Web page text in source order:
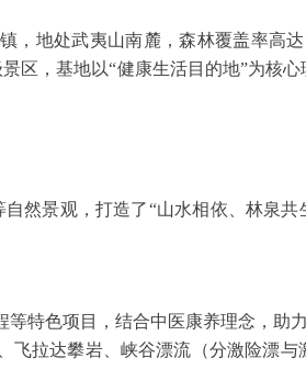
，地处武夷山南麓，森林覆盖率高达
区，基地以“健康生活目的地”为核
然景观，打造了“山水相依、林泉
特色项目，结合中医康养理念，助力
飞拉达攀岩、峡谷漂流（分激险漂